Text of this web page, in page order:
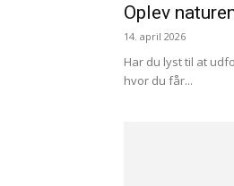
Oplev
14. april 2026
Har du lyst til at
hvor du får...